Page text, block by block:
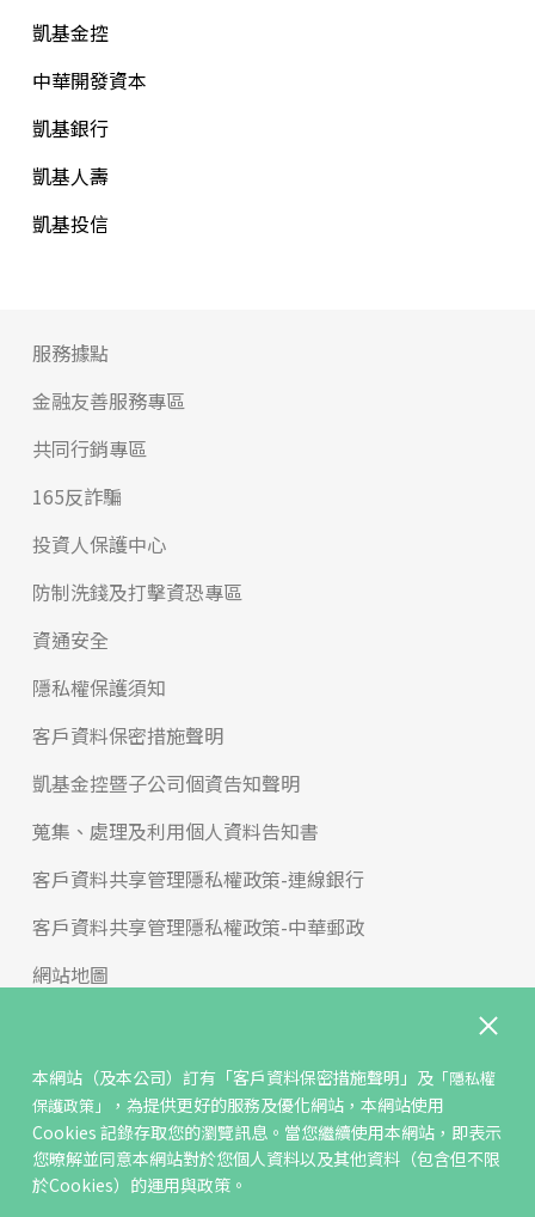
本網站（及本公司）訂有 「客戶資料保密措施聲明」 及「隱私權
保護政策」
，為提供更好的服務及優化網站，本網站使用
Cookies 記錄存取您的瀏覽訊息。當您繼續使用本網站，即表示
您暸解並同意本網站對於您個人資料以及其他資料（包含但不限
於Cookies）的運用與政策。
凱基金控
中華開發資本
凱基銀行
凱基人壽
凱基投信
服務據點
金融友善服務專區
共同行銷專區
165反詐騙
投資人保護中心
防制洗錢及打擊資恐專區
資通安全
隱私權保護須知
客戶資料保密措施聲明
凱基金控暨子公司個資告知聲明
蒐集、處理及利用個人資料告知書
客戶資料共享管理隱私權政策-連線銀行
客戶資料共享管理隱私權政策-中華郵政
網站地圖
免責聲明
聯絡我們
反詐騙專區